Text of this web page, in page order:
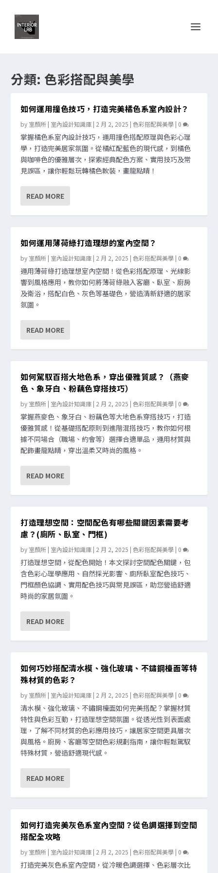
分類: 色彩搭配與美學
如何運用撞色技巧，打造完美橘色系室內設計？
by 室顏所 | 室內設計知識庫 | 2 月 2, 2025 |色彩搭配與美學 | 0
掌握橘色系室內設計技巧，運用撞色搭配原理與色彩心理
學，打造完美居家氛圍。從橘紅配藍色的現代感，到橘色
與咖啡色的優雅層次，探索經典配色方案、實用技巧及常
見誤區，讓你輕鬆玩轉橘色軟裝，畫龍點睛！
READ MORE
如何運用薄荷綠打造理想的室內空間？
by 室顏所 | 室內設計知識庫 | 2 月 2, 2025 |色彩搭配與美學 | 0
運用薄荷綠打造理想室內空間！從色彩搭配原理、光線影
響到風格應用，教你如何將薄荷綠融入客廳、臥室、廚房
及衛浴，搭配白色、灰色等基礎色，營造清新舒適的居家
氛圍。
READ MORE
如何駕馭百搭大地色系，穿出優雅質感？（燕麥
色、象牙白、粉藕色穿搭技巧）
by 室顏所 | 室內設計知識庫 | 2 月 2, 2025 |色彩搭配與美學 | 0
掌握燕麥色、象牙白、粉藕色等大地色系穿搭技巧，打造
優雅質感！從基礎搭配原則到進階混搭技巧，教你如何根
據不同場合（職場、約會等）選擇合適單品，運用材質與
配飾畫龍點睛，穿出溫柔又時尚的風格。
READ MORE
打造理想空間：空間配色有哪些關鍵因素需要考
慮？(廁所、臥室、門框)
by 室顏所 | 室內設計知識庫 | 2 月 2, 2025 |色彩搭配與美學 | 0
打造理想空間，從配色開始！本文探討空間配色關鍵，包
含色彩心理學應用、自然採光影響、廁所臥室配色技巧、
門框顏色協調、實用配色技巧與常見誤區，助您營造舒適
時尚的家居氛圍。
READ MORE
如何巧妙搭配清水模、強化玻璃、不鏽鋼檯面等特
殊材質的色彩？
by 室顏所 | 室內設計知識庫 | 2 月 2, 2025 |色彩搭配與美學 | 0
清水模、強化玻璃、不鏽鋼檯面如何完美搭配？掌握材質
特性與色彩互動，打造理想空間氛圍。從透光性到表面處
理，了解不同材質的色彩應用技巧，讓居家空間更具層次
與風格。廚房、客廳等空間色彩規劃指南，讓你輕鬆駕馭
特殊材質，營造舒適現代感。
READ MORE
如何打造完美灰色系室內空間？從色調選擇到空間
搭配全攻略
by 室顏所 | 室內設計知識庫 | 2 月 2, 2025 |色彩搭配與美學 | 0
打造完美灰色系室內空間，從冷暖色調選擇、色彩層次比